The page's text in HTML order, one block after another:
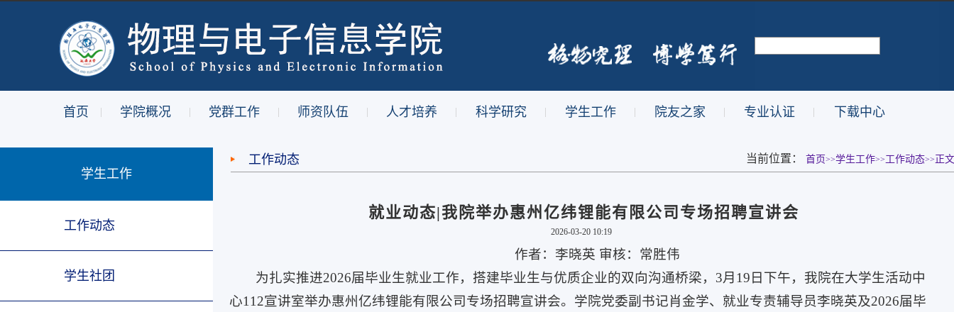
首页 | 学院概况 | 党群工作 | 师资队伍 | 人才培养 | 科学研究 | 学生工作 | 院友之家 | 专业认证 | 下载中心
学生工作
工作动态
学生社团
工作动态 当前位置： 首页>>学生工作>>工作动态>>正文
就业动态|我院举办惠州亿纬锂能有限公司专场招聘宣讲会
2026-03-20 10:19
作者：李晓英 审核： 常胜伟
为扎实推进2026届毕业生就业工作，搭建毕业生与优质企业的双向沟通桥梁，3月19日下午，我院在大学生活动中
心112宣讲室举办惠州亿纬锂能有限公司专场招聘宣讲会。学院党委副书记肖金学、就业专责辅导员李晓英及2026届毕